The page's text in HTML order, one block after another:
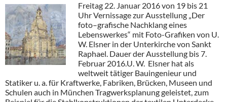
Freitag 22. Januar 2016 von 19 bis 21
Uhr Vernissage zur Ausstellung „Der
foto–grafische Nachklang eines
Lebenswerkes“ mit Foto-Grafiken von U.
W. Elsner in der Unterkirche von Sankt
Raphael. Dauer der Ausstellung bis 7.
Februar 2016.U. W. Elsner hat als
weltweit tätiger Bauingenieur und
Statiker u. a. für Kraftwerke, Fabriken, Brücken, Museen und
Schulen auch in München Tragwerksplanung geleistet, zum